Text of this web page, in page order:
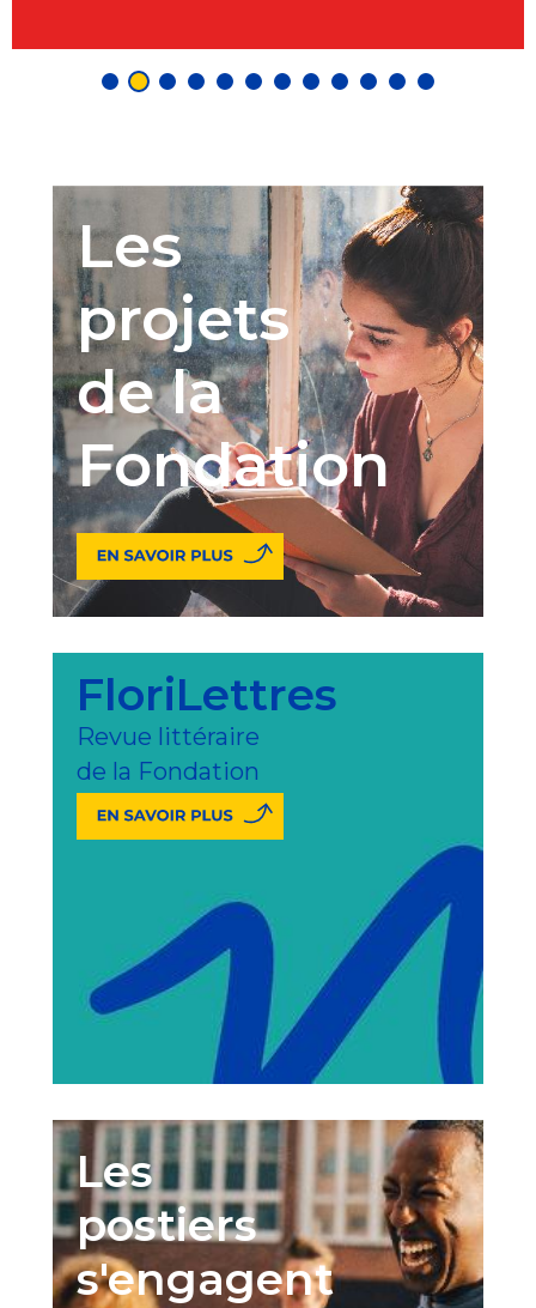
Les
projets
de la
Fondation
FloriLettres
Revue littéraire
de la Fondation
Les
postiers
s'engagent